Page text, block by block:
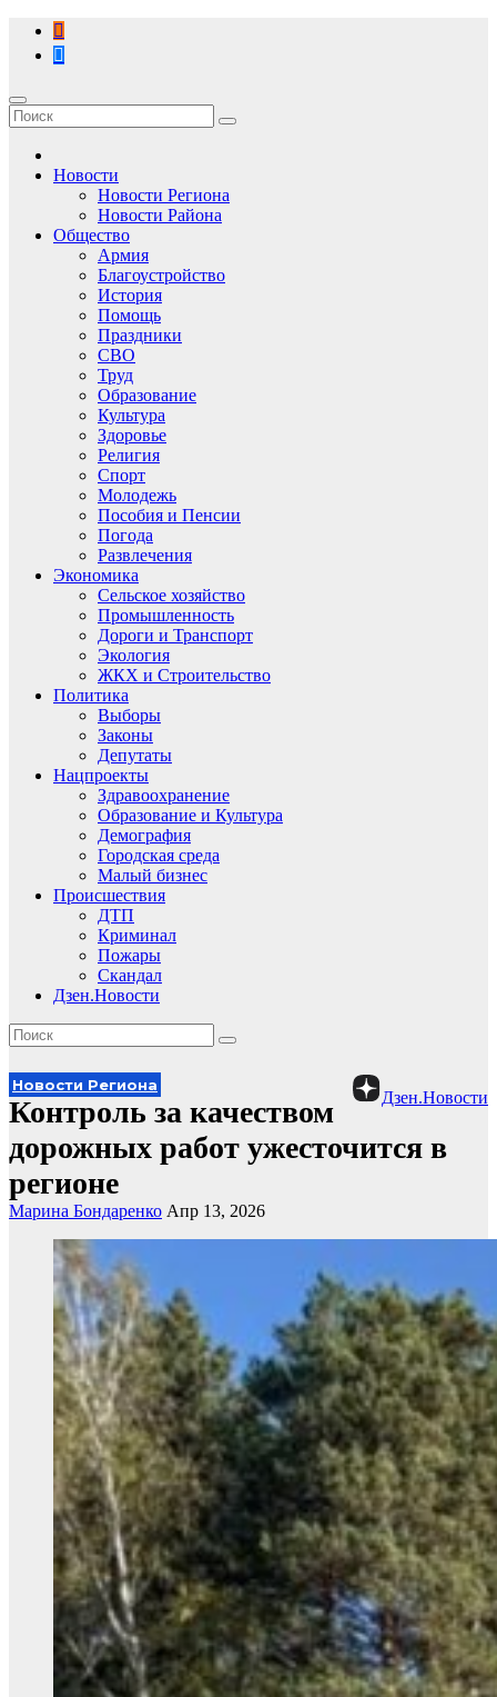
Перейти
содержимому
Новости
Новости Региона
Новости Района
Общество
Армия
Благоустройство
История
Помощь
Праздники
СВО
Труд
Образование
Культура
Здоровье
Религия
Спорт
Молодежь
Пособия и Пенсии
Погода
Развлечения
Экономика
Сельское хозяйство
Промышленность
Дороги и Транспорт
Экология
ЖКХ и Строительство
Политика
Выборы
Законы
Депутаты
Нацпроекты
Здравоохранение
Образование и Культура
Демография
Городская среда
Малый бизнес
Происшествия
ДТП
Криминал
Пожары
Скандал
Дзен.Новости
Дзен.Новости
Новости Региона
Контроль за качеством
дорожных работ ужесточится в
регионе
Марина Бондаренко Апр 13, 2026